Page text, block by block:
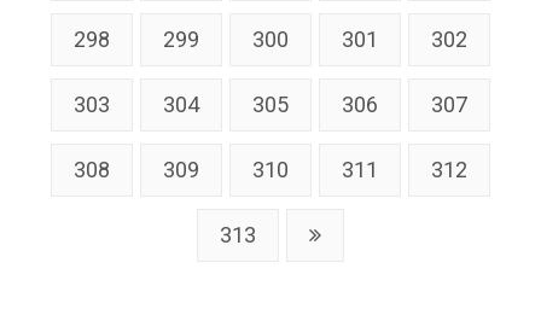
298 299 300 301 302
303 304 305 306 307
308 309 310 311 312
313